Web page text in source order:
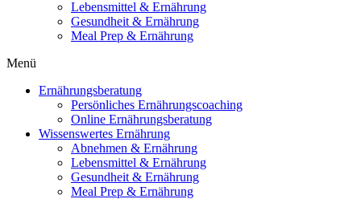
Lebensmittel & Ernährung
Gesundheit & Ernährung
Meal Prep & Ernährung
Menü
Ernährungsberatung
Persönliches Ernährungscoaching
Online Ernährungsberatung
Wissenswertes Ernährung
Abnehmen & Ernährung
Lebensmittel & Ernährung
Gesundheit & Ernährung
Meal Prep & Ernährung